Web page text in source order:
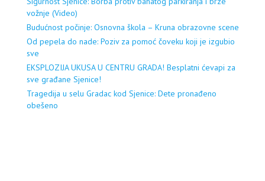
vožnje (Video)
Budućnost počinje: Osnovna škola – Kruna obrazovne scene
Od pepela do nade: Poziv za pomoć čoveku koji je izgubio
sve
EKSPLOZIJA UKUSA U CENTRU GRADA! Besplatni ćevapi za
sve građane Sjenice!
Tragedija u selu Gradac kod Sjenice: Dete pronađeno
obešeno